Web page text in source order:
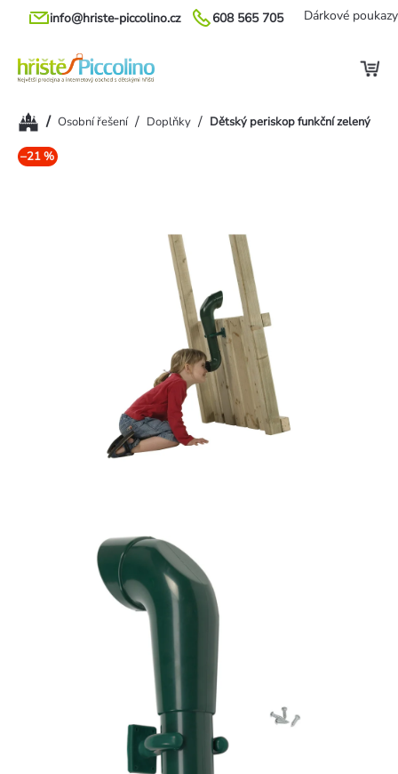
Přejít
608 565 705
info@hriste-piccolino.cz Dárkové poukazy
Domů/ Osobní řešení / Doplňky / Dětský periskop funkční zelený
–21 %